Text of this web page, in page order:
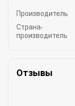
Производитель
Страна-
производитель
Отзывы